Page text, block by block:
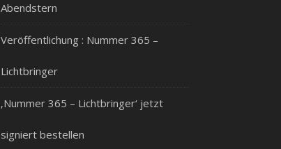
Abendstern
Veröffentlichung : Nummer 365 –
Lichtbringer
‚Nummer 365 – Lichtbringer‘ jetzt
signiert bestellen